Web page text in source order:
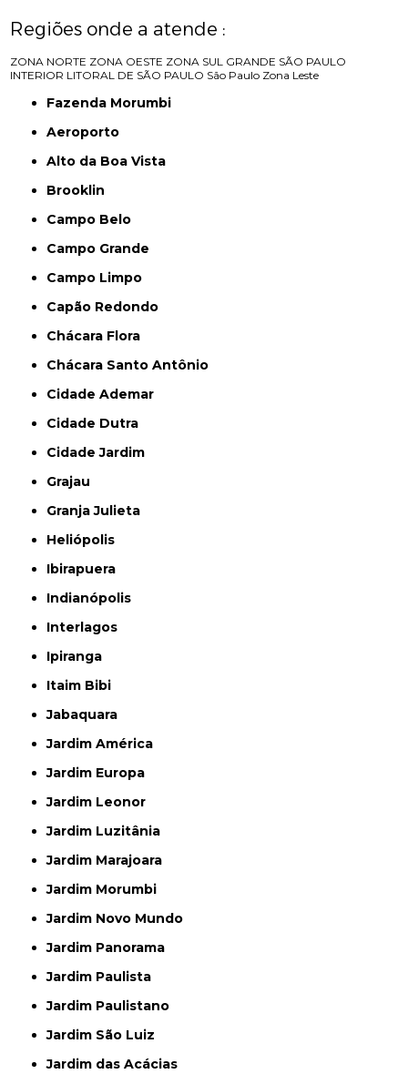
Regiões onde a atende :
ZONA NORTE ZONA OESTE ZONA SUL GRANDE SÃO PAULO
INTERIOR LITORAL DE SÃO PAULO São Paulo Zona Leste
Fazenda Morumbi
Aeroporto
Alto da Boa Vista
Brooklin
Campo Belo
Campo Grande
Campo Limpo
Capão Redondo
Chácara Flora
Chácara Santo Antônio
Cidade Ademar
Cidade Dutra
Cidade Jardim
Grajau
Granja Julieta
Heliópolis
Ibirapuera
Indianópolis
Interlagos
Ipiranga
Itaim Bibi
Jabaquara
Jardim América
Jardim Europa
Jardim Leonor
Jardim Luzitânia
Jardim Marajoara
Jardim Morumbi
Jardim Novo Mundo
Jardim Panorama
Jardim Paulista
Jardim Paulistano
Jardim São Luiz
Jardim das Acácias